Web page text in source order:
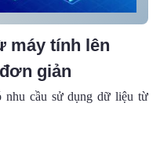
máy tính lên
giản
nhu cầu sử dụng dữ liệu từ